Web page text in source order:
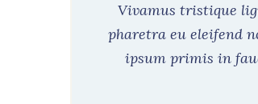
Vivamus tristique
pharetra eu eleifend
ipsum primis in